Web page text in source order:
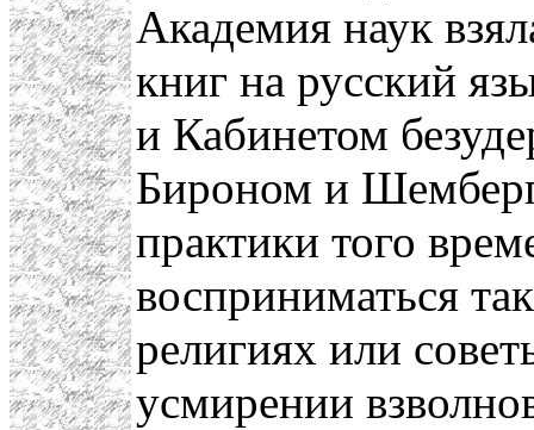
Академия наук
книг на русский
и Кабинетом
Бироном и
практики того
восприниматься
религиях или
усмирении